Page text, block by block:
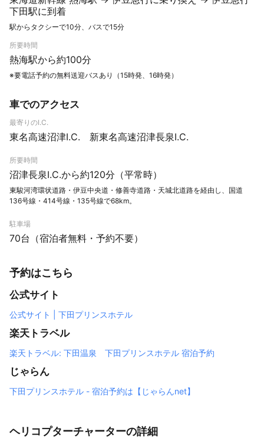
下田駅に到着
駅からタクシーで10分、バスで15分
所要時間
熱海駅から約100分
※要電話予約の無料送迎バスあり（15時発、16時発）
車でのアクセス
最寄りのI.C.
東名高速沼津I.C. 新東名高速沼津長泉I.C.
所要時間
沼津長泉I.C.から約120分（平常時）
東駿河湾環状道路・伊豆中央道・修善寺道路・天城北道路を経由し、国道
136号線・414号線・135号線で68km。
駐車場
70台（宿泊者無料・予約不要）
予約はこちら
公式サイト
公式サイト | 下田プリンスホテル
楽天トラベル
楽天トラベル: 下田温泉 下田プリンスホテル 宿泊予約
じゃらん
下田プリンスホテル - 宿泊予約は【じゃらんnet】
ヘリコプターチャーターの詳細